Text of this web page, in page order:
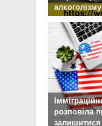
розповіла